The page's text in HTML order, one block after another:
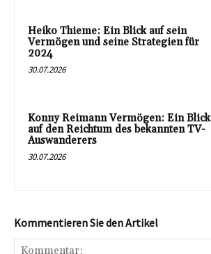
Heiko Thieme: Ein Blick auf sein
Vermögen und seine Strategien für
2024
30.07.2026
Konny Reimann Vermögen: Ein Blick
auf den Reichtum des bekannten TV-
Auswanderers
30.07.2026
Kommentieren Sie den Artikel